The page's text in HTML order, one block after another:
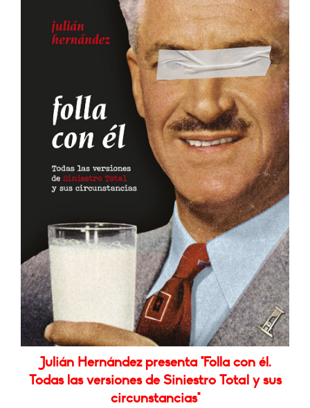
Julián Hernández presenta "Folla con él.
Todas las versiones de Siniestro Total y sus
circunstancias"